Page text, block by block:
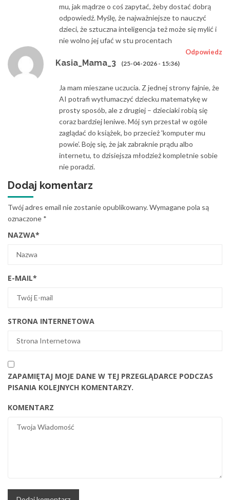
mu, jak mądrze o coś zapytać, żeby dostać dobrą
odpowiedź. Myślę, że najważniejsze to nauczyć
dzieci, że sztuczna inteligencja też może się mylić i
nie wolno jej ufać w stu procentach
Kasia_Mama_3 (25-04-2026 - 15:36)
Odpowiedz
Ja mam mieszane uczucia. Z jednej strony fajnie, że
AI potrafi wytłumaczyć dziecku matematykę w
prosty sposób, ale z drugiej – dzieciaki robią się
coraz bardziej leniwe. Mój syn przestał w ogóle
zaglądać do książek, bo przecież 'komputer mu
powie’. Boję się, że jak zabraknie prądu albo
internetu, to dzisiejsza młodzież kompletnie sobie
nie poradzi.
Dodaj komentarz
Twój adres email nie zostanie opublikowany.Wymagane pola są
oznaczone *
NAZWA*
E-MAIL*
STRONA INTERNETOWA
ZAPAMIĘTAJ MOJE DANE W TEJ PRZEGLĄDARCE PODCZAS
PISANIA KOLEJNYCH KOMENTARZY.
KOMENTARZ